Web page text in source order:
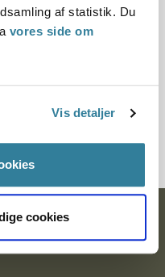
af statistik. Du
vores side om
Vis detaljer
cookies